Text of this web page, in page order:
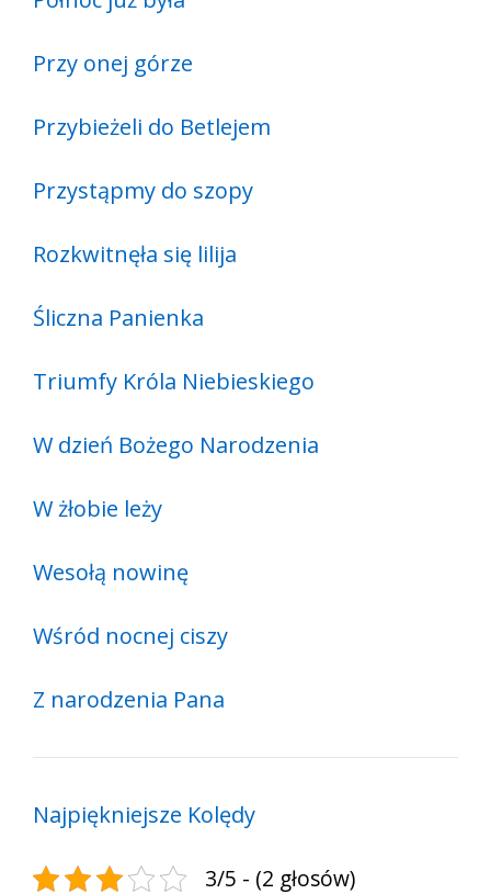
Przy onej górze
Przybieżeli do Betlejem
Przystąpmy do szopy
Rozkwitnęła się lilija
Śliczna Panienka
Triumfy Króla Niebieskiego
W dzień Bożego Narodzenia
W żłobie leży
Wesołą nowinę
Wśród nocnej ciszy
Z narodzenia Pana
Najpiękniejsze Kolędy
3/5 - (2 głosów)